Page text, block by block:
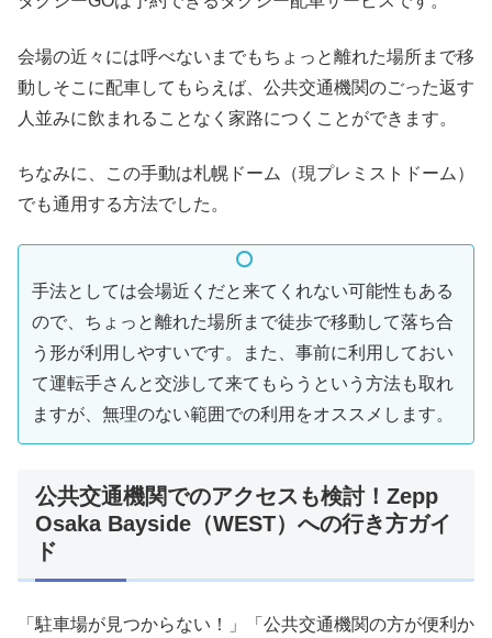
会場の近々には呼べないまでもちょっと離れた場所まで移
動しそこに配車してもらえば、公共交通機関のごった返す
人並みに飲まれることなく家路につくことができます。
ちなみに、この手動は札幌ドーム（現プレミストドーム）
でも通用する方法でした。
手法としては会場近くだと来てくれない可能性もある
ので、ちょっと離れた場所まで徒歩で移動して落ち合
う形が利用しやすいです。また、事前に利用しておい
て運転手さんと交渉して来てもらうという方法も取れ
ますが、無理のない範囲での利用をオススメします。
公共交通機関でのアクセスも検討！Zepp
Osaka Bayside（WEST）への行き方ガイ
ド
「駐車場が見つからない！」「公共交通機関の方が便利か